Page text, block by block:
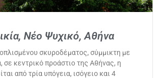
Νέο Ψυχικό, Αθήνα
σκυροδέματος, σύμμικτη με
σε κεντρικό προάστιο της Αθήνας, η
από τρία υπόγεια, ισόγειο και 4